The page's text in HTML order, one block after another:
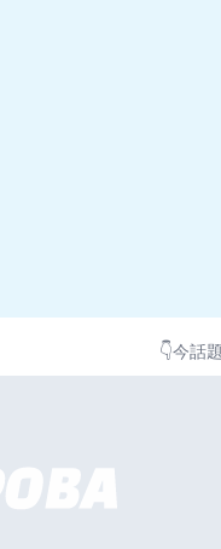
👇今話